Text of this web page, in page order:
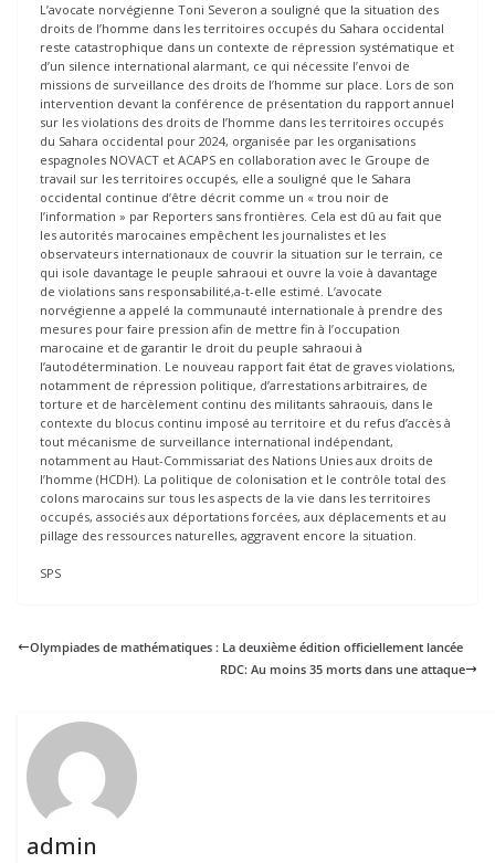
L’avocate norvégienne Toni Severon a souligné que la situation des
droits de l’homme dans les territoires occupés du Sahara occidental
reste catastrophique dans un contexte de répression systématique et
d’un silence international alarmant, ce qui nécessite l’envoi de
missions de surveillance des droits de l’homme sur place. Lors de son
intervention devant la conférence de présentation du rapport annuel
sur les violations des droits de l’homme dans les territoires occupés
du Sahara occidental pour 2024, organisée par les organisations
espagnoles NOVACT et ACAPS en collaboration avec le Groupe de
travail sur les territoires occupés, elle a souligné que le Sahara
occidental continue d’être décrit comme un « trou noir de
l’information » par Reporters sans frontières. Cela est dû au fait que
les autorités marocaines empêchent les journalistes et les
observateurs internationaux de couvrir la situation sur le terrain, ce
qui isole davantage le peuple sahraoui et ouvre la voie à davantage
de violations sans responsabilité,a-t-elle estimé. L’avocate
norvégienne a appelé la communauté internationale à prendre des
mesures pour faire pression afin de mettre fin à l’occupation
marocaine et de garantir le droit du peuple sahraoui à
l’autodétermination. Le nouveau rapport fait état de graves violations,
notamment de répression politique, d’arrestations arbitraires, de
torture et de harcèlement continu des militants sahraouis, dans le
contexte du blocus continu imposé au territoire et du refus d’accès à
tout mécanisme de surveillance international indépendant,
notamment au Haut-Commissariat des Nations Unies aux droits de
l’homme (HCDH). La politique de colonisation et le contrôle total des
colons marocains sur tous les aspects de la vie dans les territoires
occupés, associés aux déportations forcées, aux déplacements et au
pillage des ressources naturelles, aggravent encore la situation.
SPS
Olympiades de mathématiques : La deuxième édition officiellement lancée
RDC: Au moins 35 morts dans une attaque
admin